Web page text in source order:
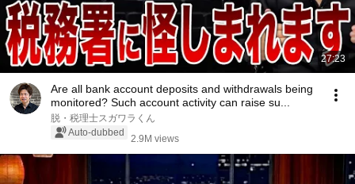
27:23
Are all bank account deposits and withdrawals being
monitored? Such account activity can raise su...
脱・税理士スガワラくん
Auto-dubbed
2.9M views